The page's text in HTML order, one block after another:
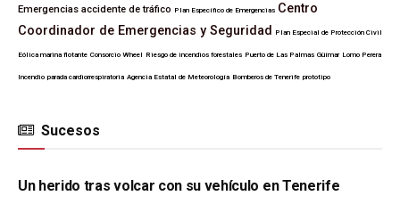
Emergencias accidente de tráfico Plan Específico de Emergencias Centro
Coordinador de Emergencias y Seguridad
Plan Especial de Protección Civil
Eólica marina flotante Consorcio Wheel Riesgo de incendios forestales Puerto de Las Palmas Güímar Lomo Perera
Incendio parada cardiorrespiratoria Agencia Estatal de Meteorología Bomberos de Tenerife prototipo
Sucesos
SUCESOS
Un herido tras volcar con su vehículo en Tenerife